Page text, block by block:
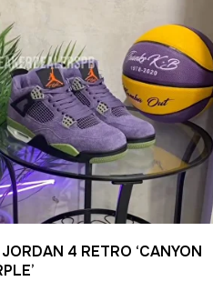
4 RETRO ‘CANYON
товаров
Политика конфиденциальности